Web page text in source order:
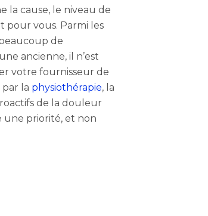
la cause, le niveau de
pour vous. Parmi les
de
ancienne, il n’est
votre fournisseur de
la physiothérapie, la
de la douleur
une priorité, et non